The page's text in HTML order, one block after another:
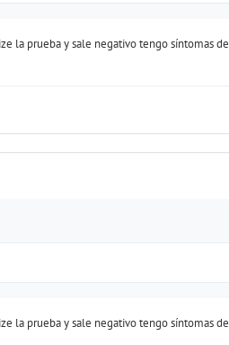
la prueba y sale negativo tengo síntomas de
la prueba y sale negativo tengo síntomas de